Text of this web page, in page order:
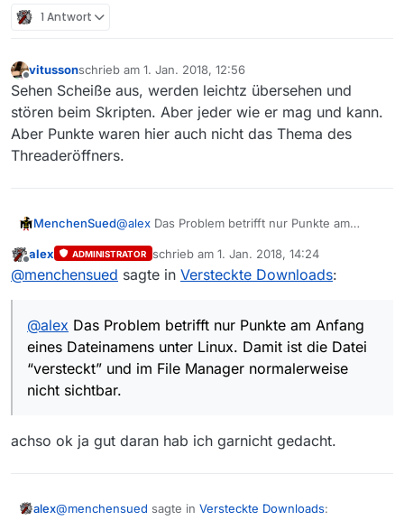
1 Antwort
Offline
vitussonschrieb am 1. Jan. 2018, 12:56
zuletzt editiert von
Sehen Scheiße aus, werden leichtz übersehen und
stören beim Skripten. Aber jeder wie er mag und kann.
Aber Punkte waren hier auch nicht das Thema des
Threaderöffners.
MenchenSued@alex Das Problem betrifft nur Punkte am
ist die Datei “versteckt” und im File Manager
normalerweise nicht sichtbar.
Offline
alex ADMINISTRATOR schrieb am 1. Jan. 2018, 14:24
zuletzt editiert von
@menchensued sagte in Versteckte Downloads:
@alex Das Problem betrifft nur Punkte am Anfang
eines Dateinamens unter Linux. Damit ist die Datei
“versteckt” und im File Manager normalerweise
nicht sichtbar.
achso ok ja gut daran hab ich garnicht gedacht.
alex@menchensued sagte in Versteckte Downloads: